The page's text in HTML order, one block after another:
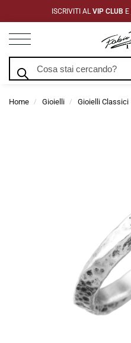
ISCRIVITI AL VIP CLUB E
Home / Gioielli / Gioielli Classici